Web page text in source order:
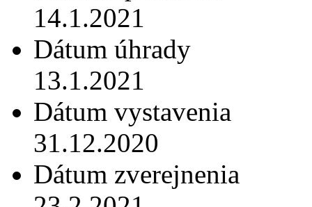
14.1.2021
Dátum úhrady
13.1.2021
Dátum vystavenia
31.12.2020
Dátum zverejnenia